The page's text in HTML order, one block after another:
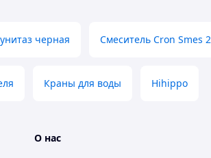
черная Смеситель Cron Smes
Краны для воды Hihippo
О нас